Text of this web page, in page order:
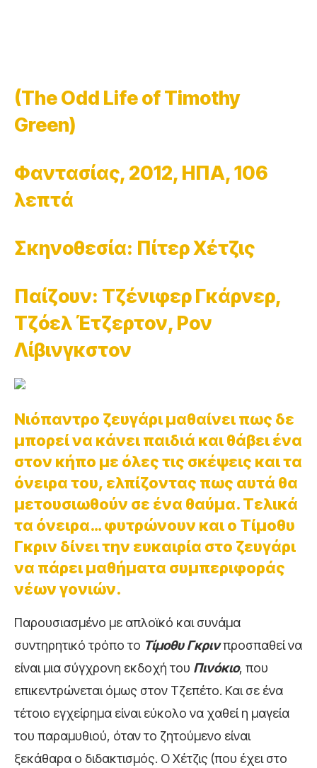
(The Odd Life of Timothy
Green)
Φαντασίας, 2012, ΗΠΑ, 106
λεπτά
Σκηνοθεσία: Πίτερ Χέτζις
Παίζουν: Τζένιφερ Γκάρνερ,
Τζόελ Έτζερτον, Ρον
Λίβινγκστον
Νιόπαντρο ζευγάρι μαθαίνει πως δε
μπορεί να κάνει παιδιά και θάβει ένα
στον κήπο με όλες τις σκέψεις και τα
όνειρα του, ελπίζοντας πως αυτά θα
μετουσιωθούν σε ένα θαύμα. Τελικά
τα όνειρα… φυτρώνουν και ο Τίμοθυ
Γκριν δίνει την ευκαιρία στο ζευγάρι
να πάρει μαθήματα συμπεριφοράς
νέων γονιών.
Παρουσιασμένο με απλοϊκό και συνάμα
συντηρητικό τρόπο το Τίμοθυ Γκρινπροσπαθεί να
είναι μια σύγχρονη εκδοχή του Πινόκιο, που
επικεντρώνεται όμως στον Τζεπέτο. Και σε ένα
τέτοιο εγχείρημα είναι εύκολο να χαθεί η μαγεία
του παραμυθιού, όταν το ζητούμενο είναι
ξεκάθαρα ο διδακτισμός. Ο Χέτζις (που έχει στο